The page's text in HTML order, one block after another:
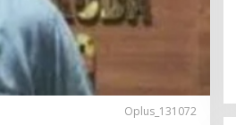
Oplus_131072